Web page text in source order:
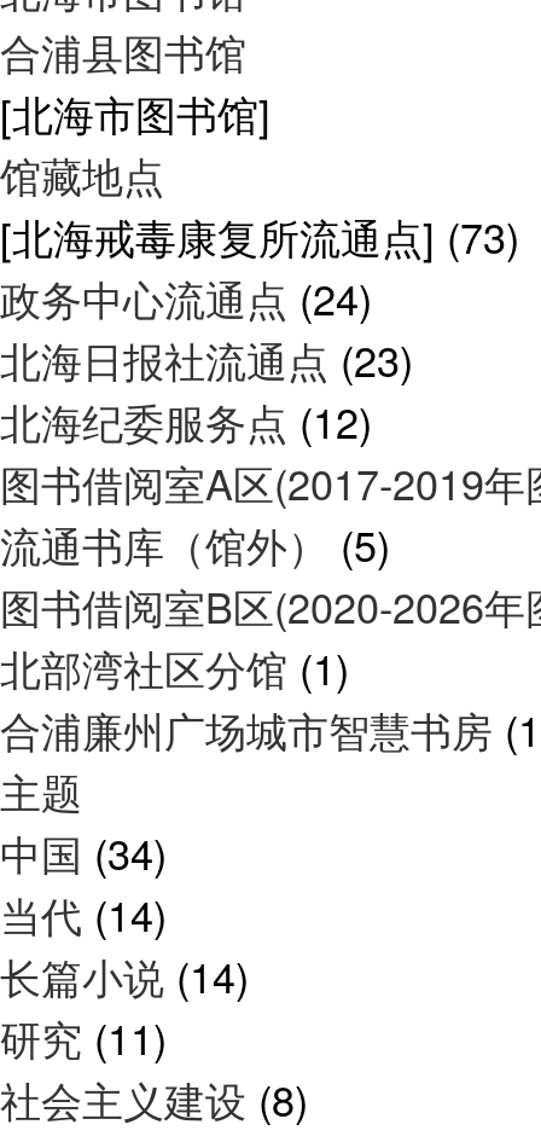
合浦县图书馆
[北海市图书馆]
馆藏地点
[北海戒毒康复所流通点] (73)
政务中心流通点 (24)
北海日报社流通点 (23)
北海纪委服务点 (12)
图书借阅室A区(2017-2019
流通书库（馆外） (5)
图书借阅室B区(2020-2026
北部湾社区分馆 (1)
合浦廉州广场城市智慧书房
主题
中国 (34)
当代 (14)
长篇小说 (14)
研究 (11)
社会主义建设 (8)